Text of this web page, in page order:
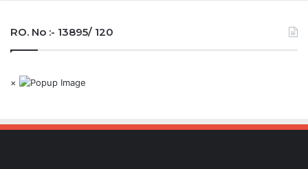
RO. No :- 13895/ 120
×